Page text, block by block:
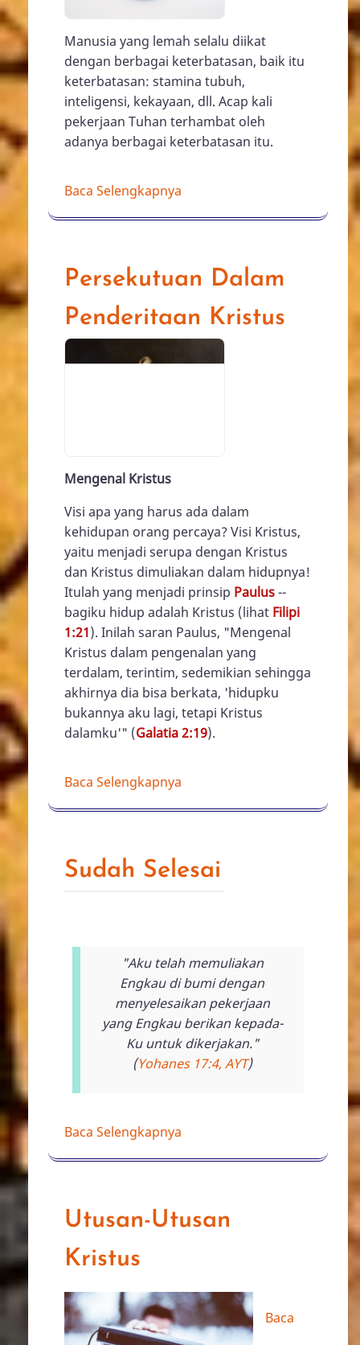
Manusia yang lemah selalu diikat
dengan berbagai keterbatasan, baik itu
keterbatasan: stamina tubuh,
inteligensi, kekayaan, dll. Acap kali
pekerjaan Tuhan terhambat oleh
adanya berbagai keterbatasan itu.
Baca Selengkapnya
Persekutuan Dalam
Penderitaan Kristus
Mengenal Kristus
Visi apa yang harus ada dalam
kehidupan orang percaya? Visi Kristus,
yaitu menjadi serupa dengan Kristus
dan Kristus dimuliakan dalam hidupnya!
Itulah yang menjadi prinsip Paulus--
bagiku hidup adalah Kristus (lihat Filipi
1:21). Inilah saran Paulus, "Mengenal
Kristus dalam pengenalan yang
terdalam, terintim, sedemikian sehingga
akhirnya dia bisa berkata, 'hidupku
bukannya aku lagi, tetapi Kristus
dalamku'" (Galatia 2:19).
Baca Selengkapnya
Sudah Selesai
"Aku telah memuliakan
Engkau di bumi dengan
menyelesaikan pekerjaan
yang Engkau berikan kepada-
Ku untuk dikerjakan."
(Yohanes 17:4, AYT)
Baca Selengkapnya
Utusan-Utusan
Kristus
Baca